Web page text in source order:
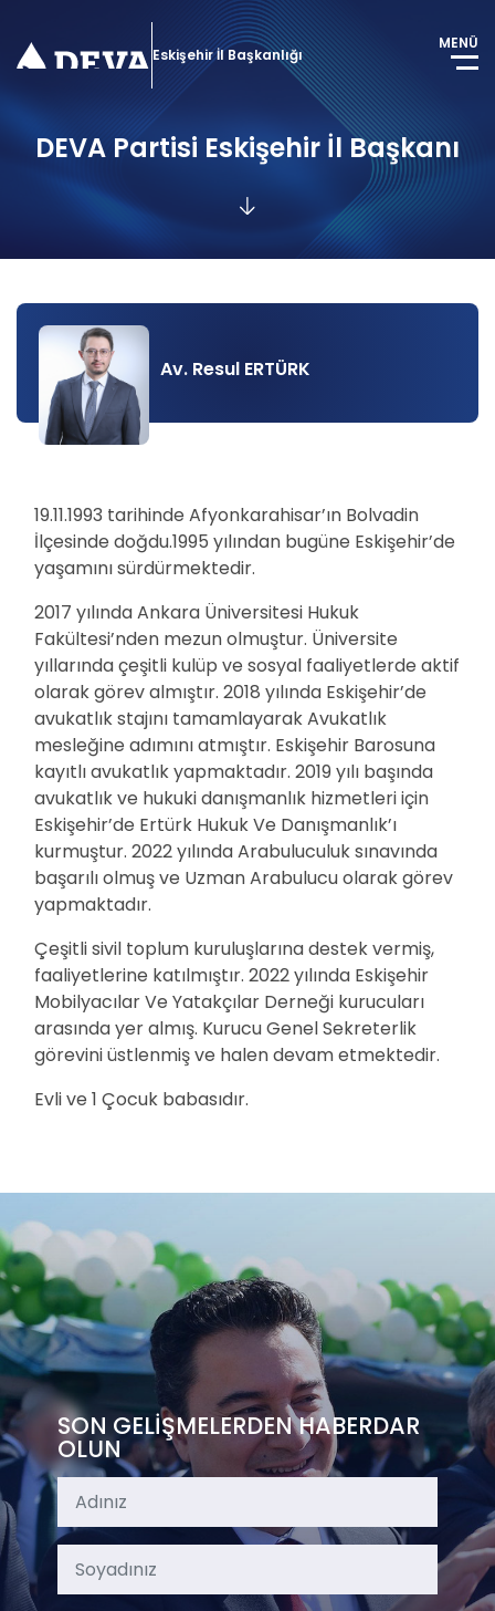
Eskişehir İl Başkanlığı
MENÜ
DEVA Partisi Eskişehir İl Başkanı
Av. Resul ERTÜRK
19.11.1993 tarihinde Afyonkarahisar’ın Bolvadin
İlçesinde doğdu.1995 yılından bugüne Eskişehir’de
yaşamını sürdürmektedir.
2017 yılında Ankara Üniversitesi Hukuk
Fakültesi’nden mezun olmuştur. Üniversite
yıllarında çeşitli kulüp ve sosyal faaliyetlerde aktif
olarak görev almıştır. 2018 yılında Eskişehir’de
avukatlık stajını tamamlayarak Avukatlık
mesleğine adımını atmıştır. Eskişehir Barosuna
kayıtlı avukatlık yapmaktadır. 2019 yılı başında
avukatlık ve hukuki danışmanlık hizmetleri için
Eskişehir’de Ertürk Hukuk Ve Danışmanlık’ı
kurmuştur. 2022 yılında Arabuluculuk sınavında
başarılı olmuş ve Uzman Arabulucu olarak görev
yapmaktadır.
Çeşitli sivil toplum kuruluşlarına destek vermiş,
faaliyetlerine katılmıştır. 2022 yılında Eskişehir
Mobilyacılar Ve Yatakçılar Derneği kurucuları
arasında yer almış. Kurucu Genel Sekreterlik
görevini üstlenmiş ve halen devam etmektedir.
Evli ve 1 Çocuk babasıdır.
SON GELİŞMELERDEN HABERDAR
OLUN